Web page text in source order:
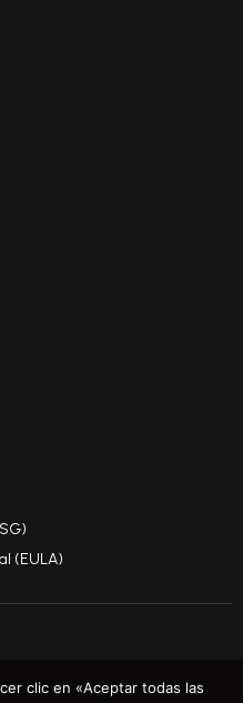
(EULA)
Y CONDICIONES GENERALES
clic en «Aceptar todas las